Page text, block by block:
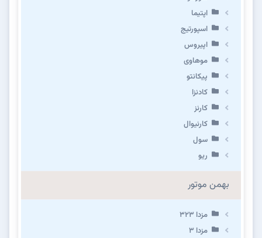
اپتیما
اسپورتیج
اپیروس
موهاوی
پیکانتو
کادنزا
کارنز
کارنیوال
سول
ریو
بهمن موتور
مزدا ۳۲۳
مزدا ۳